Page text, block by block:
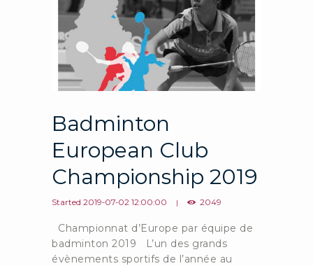
Badminton
European Club
Championship 2019
Started 2019-07-02 12:00:00 2049
Championnat d’Europe par équipe de
badminton 2019 L’un des grands
évènements sportifs de l’année au